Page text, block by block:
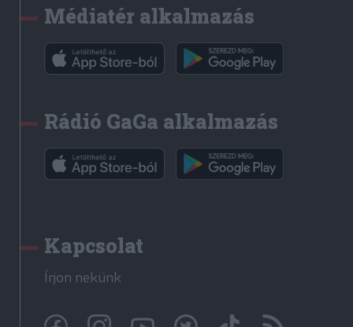
Médiatér alkalmazás
Rádió GaGa alkalmazás
Kapcsolat
Írjon nekünk